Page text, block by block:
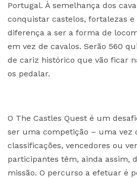
Portugal. À semelhança dos
conquistar castelos, fortalezas
diferença a ser a forma de
em vez de cavalos. Serão 560
de cariz histórico que vão ficar
os pedalar.
O The Castles Quest é um
ser uma competição – uma vez
classificações, vencedores ou
participantes têm, ainda assim,
missão. O percurso a efetuar é